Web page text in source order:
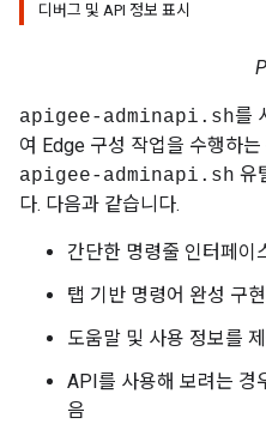
디버그 및 API 정보 표시
apigee-adminapi.sh를
여 Edge 구성 작업을 수행하
apigee-adminapi.sh 유
다. 다음과 같습니다.
간단한 명령줄 인터페이
탭 기반 명령어 완성 구현
도움말 및 사용 정보를
API를 사용해 보려는 경
음